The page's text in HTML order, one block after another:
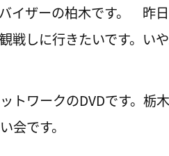
ザーの柏木です。 昨
しに行きたいです。いや
トワークのDVDです。
会です。